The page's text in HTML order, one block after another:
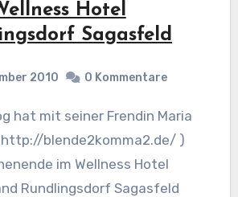
Hotel
Sagasfeld
2010 0 Kommentare
http://blende2komma2.de/ )
im Wellness Hotel
Rundlingsdorf Sagasfeld